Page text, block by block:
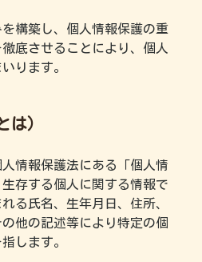
構築し、個人情報保護の重
底させることにより、個人
ります。
）
人情報保護法にある「個人情
存する個人に関する情報で
る氏名、生年月日、住所、
他の記述等により特定の個
します。